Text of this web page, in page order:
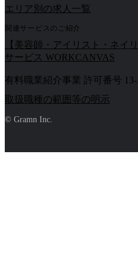
エリア別の求人一覧
関連サービスのご紹介
【美容師・アイリスト・ネイ
サービス WORKCANVAS
有料職業紹介事業 許可番号 13-
取扱職種の範囲等の明示
© Gramn Inc.